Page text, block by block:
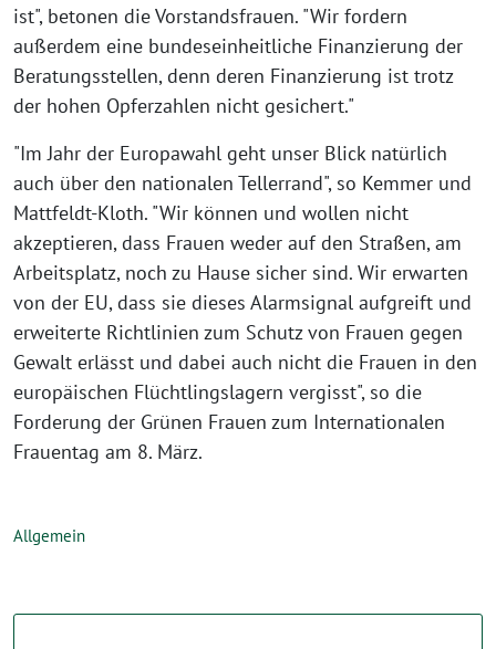
ist", betonen die Vorstandsfrauen. "Wir fordern
außerdem eine bundeseinheitliche Finanzierung der
Beratungsstellen, denn deren Finanzierung ist trotz
der hohen Opferzahlen nicht gesichert."
"Im Jahr der Europawahl geht unser Blick natürlich
auch über den nationalen Tellerrand", so Kemmer und
Mattfeldt-Kloth. "Wir können und wollen nicht
akzeptieren, dass Frauen weder auf den Straßen, am
Arbeitsplatz, noch zu Hause sicher sind. Wir erwarten
von der EU, dass sie dieses Alarmsignal aufgreift und
erweiterte Richtlinien zum Schutz von Frauen gegen
Gewalt erlässt und dabei auch nicht die Frauen in den
europäischen Flüchtlingslagern vergisst", so die
Forderung der Grünen Frauen zum Internationalen
Frauentag am 8. März.
Allgemein